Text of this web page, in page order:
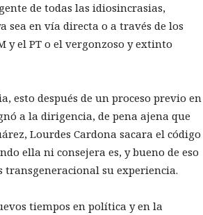
de todas las idiosincrasias,
sea en vía directa o a través de los
y el PT o el vergonzoso y extinto
esto después de un proceso previo en
a la dirigencia, de pena ajena que
Lourdes Cardona sacara el código
ella ni consejera es, y bueno de eso
transgeneracional su experiencia.
tiempos en política y en la